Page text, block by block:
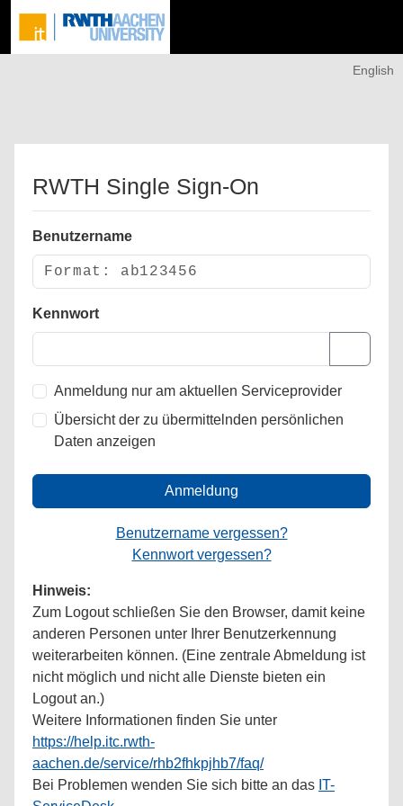
English
RWTH Single Sign-On
Benutzername
Kennwort
Anmeldung nur am aktuellen Serviceprovider
Übersicht der zu übermittelnden persönlichen
Daten anzeigen
Anmeldung
Benutzername vergessen?
Kennwort vergessen?
Hinweis:
Zum Logout schließen Sie den Browser, damit keine
anderen Personen unter Ihrer Benutzerkennung
weiterarbeiten können. (Eine zentrale Abmeldung ist
nicht möglich und nicht alle Dienste bieten ein
Logout an.)
Weitere Informationen finden Sie unter
https://help.itc.rwth-
aachen.de/service/rhb2fhkpjhb7/faq/
Bei Problemen wenden Sie sich bitte an das IT-